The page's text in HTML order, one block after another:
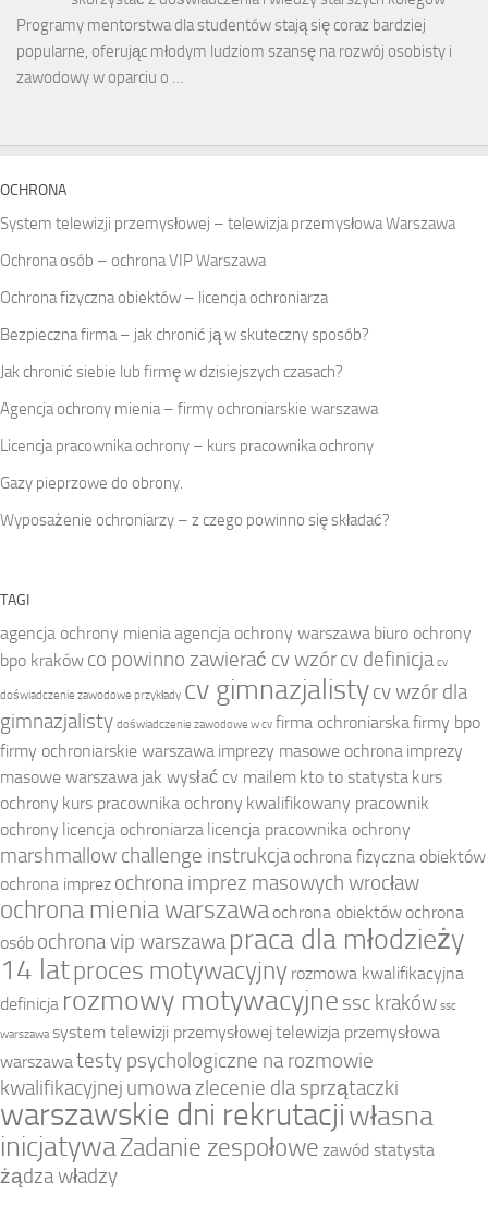
Programy mentorstwa dla studentów stają się coraz bardziej
popularne, oferując młodym ludziom szansę na rozwój osobisty i
zawodowy w oparciu o …
OCHRONA
System telewizji przemysłowej – telewizja przemysłowa Warszawa
Ochrona osób – ochrona VIP Warszawa
Ochrona fizyczna obiektów – licencja ochroniarza
Bezpieczna firma – jak chronić ją w skuteczny sposób?
Jak chronić siebie lub firmę w dzisiejszych czasach?
Agencja ochrony mienia – firmy ochroniarskie warszawa
Licencja pracownika ochrony – kurs pracownika ochrony
Gazy pieprzowe do obrony.
Wyposażenie ochroniarzy – z czego powinno się składać?
TAGI
agencja ochrony mieniaagencja ochrony warszawa biuro ochrony
bpo kraków co powinno zawierać cv wzórcv definicja cv
doświadczenie zawodowe przykłady cv gimnazjalistycv wzór dla
gimnazjalisty doświadczenie zawodowe w cv firma ochroniarskafirmy bpo
firmy ochroniarskie warszawa imprezy masowe ochrona imprezy
masowe warszawa jak wysłać cv mailem kto to statysta kurs
ochrony kurs pracownika ochrony kwalifikowany pracownik
ochrony licencja ochroniarza licencja pracownika ochrony
marshmallow challenge instrukcja ochrona fizyczna obiektów
ochrona imprez ochrona imprez masowych wrocław
ochrona mienia warszawa ochrona obiektów ochrona
osób ochrona vip warszawa praca dla młodzieży
14 latproces motywacyjny rozmowa kwalifikacyjna
definicja rozmowy motywacyjne ssc kraków ssc
warszawa system telewizji przemysłowej telewizja przemysłowa
warszawatesty psychologiczne na rozmowie
kwalifikacyjnej umowa zlecenie dla sprzątaczki
warszawskie dni rekrutacjiwłasna
inicjatywaZadanie zespołowe zawód statysta
żądza władzy